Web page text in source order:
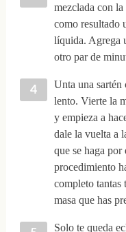
mezclada con
como resultado
líquida. Agrega
otro par de
Unta una
lento. Vierte la
y empieza a
dale la vuelta a
que se haga
procedimiento
completo tantas
masa que has
Solo te queda